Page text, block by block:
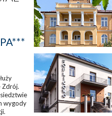
Zdrój.
wygody